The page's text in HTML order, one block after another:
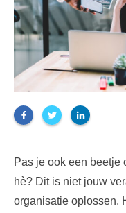
Pas je ook een beetje
hè? Dit is niet jouw
organisatie oplossen.